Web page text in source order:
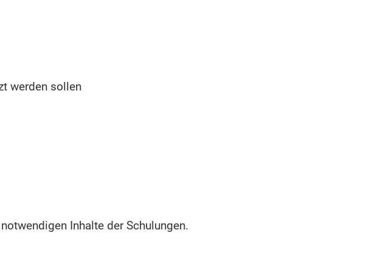
werden sollen
Inhalte der Schulungen.